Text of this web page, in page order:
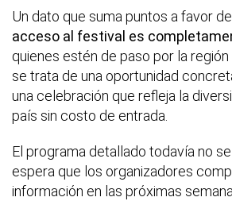
Un dato que suma puntos a favor
acceso al festival es
quienes estén de paso por la
se trata de una oportunidad
una celebración que refleja la
país sin costo de entrada.
El programa detallado todavía no
espera que los organizadores
información en las próximas